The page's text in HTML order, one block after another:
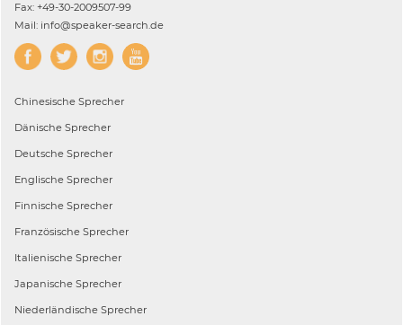
Fax: +49-30-2009507-99
Mail: info@speaker-search.de
Chinesische Sprecher
Dänische Sprecher
Deutsche Sprecher
Englische Sprecher
Finnische Sprecher
Französische Sprecher
Italienische Sprecher
Japanische Sprecher
Niederländische Sprecher